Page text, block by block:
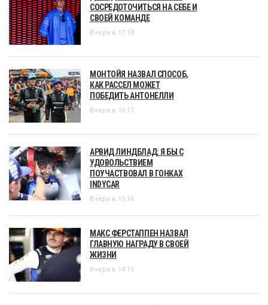
СОСРЕДОТОЧИТЬСЯ НА СЕБЕ И
СВОЕЙ КОМАНДЕ
Вчера в 17:18
МОНТОЙЯ НАЗВАЛ СПОСОБ,
КАК РАССЕЛ МОЖЕТ
ПОБЕДИТЬ АНТОНЕЛЛИ
Вчера в 16:17
АРВИД ЛИНДБЛАД: Я БЫ С
УДОВОЛЬСТВИЕМ
ПОУЧАСТВОВАЛ В ГОНКАХ
INDYCAR
Вчера в 15:16
МАКС ФЕРСТАППЕН НАЗВАЛ
ГЛАВНУЮ НАГРАДУ В СВОЕЙ
ЖИЗНИ
Вчера в 14:15